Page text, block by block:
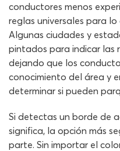
conductores menos
reglas universales para
Algunas ciudades y
pintados para indicar las
dejando que los
conocimiento del área y
determinar si pueden
Si detectas un borde de
significa, la opción más
parte. Sin importar el